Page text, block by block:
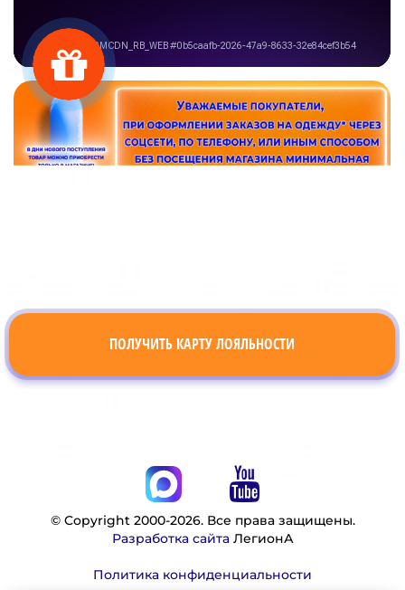
ПОЛУЧИТЬ КАРТУ ЛОЯЛЬНОСТИ
© Copyright 2000-2026. Все права защищены.
Разработка сайтаЛегионА
Политика конфиденциальности